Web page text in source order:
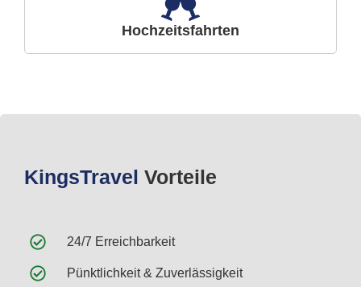
Hochzeitsfahrten
KingsTravel Vorteile
24/7 Erreichbarkeit
Pünktlichkeit & Zuverlässigkeit